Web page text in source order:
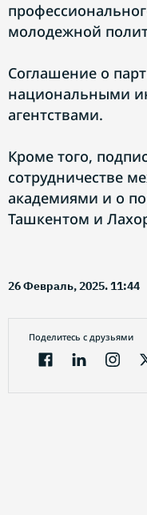
молодежной
Соглашение о
национальными
агентствами.
Кроме того,
сотрудничестве
академиями и о
Ташкентом и
26 Февраль, 2025. 11:44
Поделитесь с друзьями